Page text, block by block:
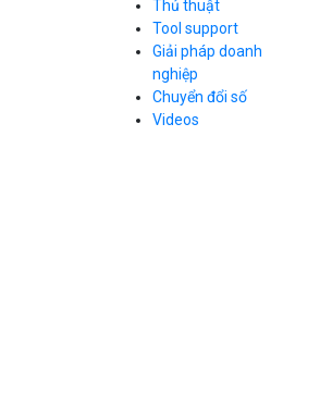
Bảng giá
VPN
Traffic Manager
Cloud VPS
Kafka
Videos
Videos
Videos
Thủ thuật
Tool support
Giải pháp doanh
nghiệp
Chuyển đổi số
Videos